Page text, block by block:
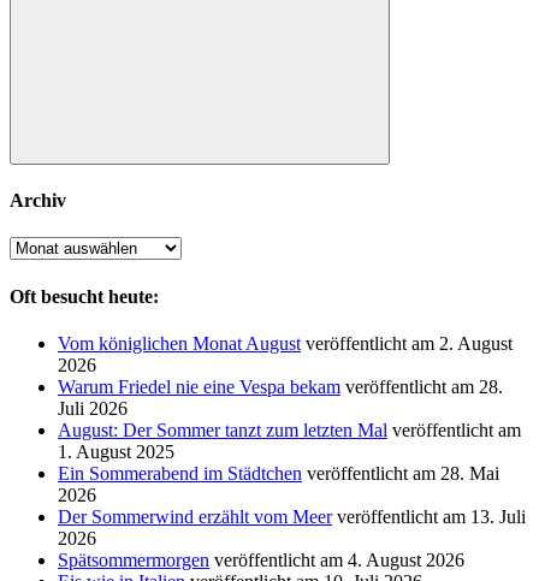
Suchen
Archiv
Archiv
Oft besucht heute:
Vom königlichen Monat August veröffentlicht am 2. August
2026
Warum Friedel nie eine Vespa bekam veröffentlicht am 28.
Juli 2026
August: Der Sommer tanzt zum letzten Mal veröffentlicht am
1. August 2025
Ein Sommerabend im Städtchen veröffentlicht am 28. Mai
2026
Der Sommerwind erzählt vom Meer veröffentlicht am 13. Juli
2026
Spätsommermorgen veröffentlicht am 4. August 2026